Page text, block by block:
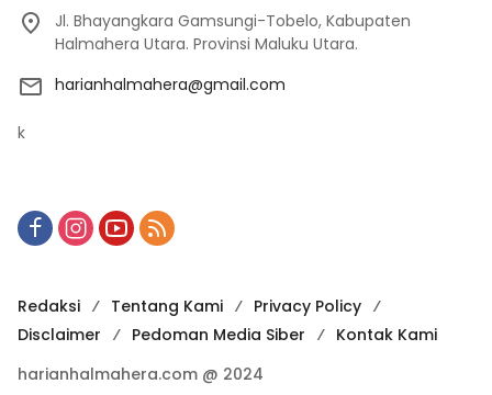
Jl. Bhayangkara Gamsungi-Tobelo, Kabupaten
Halmahera Utara. Provinsi Maluku Utara.
harianhalmahera@gmail.com
k
Redaksi Tentang Kami
Privacy Policy
Disclaimer
Pedoman Media Siber
Kontak Kami
harianhalmahera.com @ 2024